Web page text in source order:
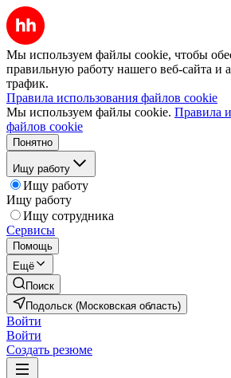
Мы используем файлы cookie, чтобы
правильную работу нашего веб-сайта и
трафик.
Правила использования файлов cookie
Мы используем файлы cookie. Правила
файлов cookie
Понятно
Ищу работу
Ищу работу
Ищу работу
Ищу сотрудника
Сервисы
Помощь
Ещё
Поиск
Подольск (Московская область)
Войти
Войти
Создать резюме